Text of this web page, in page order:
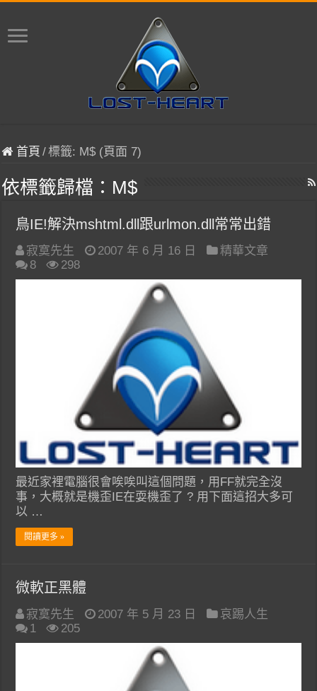
首頁 /標籤: M$ (頁面 7)
依標籤歸檔： M$
鳥IE!解決mshtml.dll跟urlmon.dll常常出錯
寂寞先生 2007 年 6 月 16 日
精華文章
8
298
最近家裡電腦很會唉唉叫這個問題，用FF就完全沒
事，大概就是機歪IE在耍機歪了 ? 用下面這招大多可
以 …
閱讀更多 »
微軟正黑體
寂寞先生 2007 年 5 月 23 日
哀踢人生
1
205